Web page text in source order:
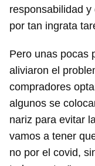
responsabilidad
por tan ingrata
Pero unas pocas
aliviaron el
compradores
algunos se
nariz para evitar
vamos a tener
no por el covid,